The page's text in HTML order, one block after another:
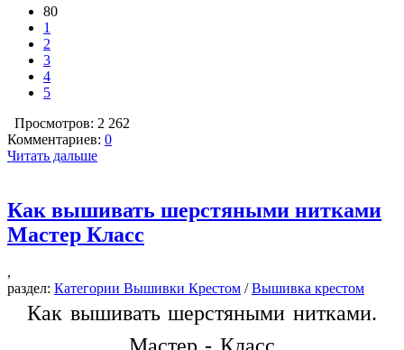
80
1
2
3
4
5
Просмотров: 2 262
Комментариев: 0
Читать дальше
Как вышивать шерстяными нитками
Мастер Класс
,
раздел: Категории Вышивки Крестом /Вышивка крестом
Как вышивать шерстяными нитками.